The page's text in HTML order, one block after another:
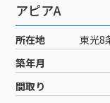
サービス提供エリ
工事・配線につ
新居をご検討中の
ポテトを導入し
ご加入中の方
ご加入中のサー
WEBメール
サービス案内
サービス案内
ケーブルテレビ
コミチャン
アピアA
所在地
東光8
築年月
間取り